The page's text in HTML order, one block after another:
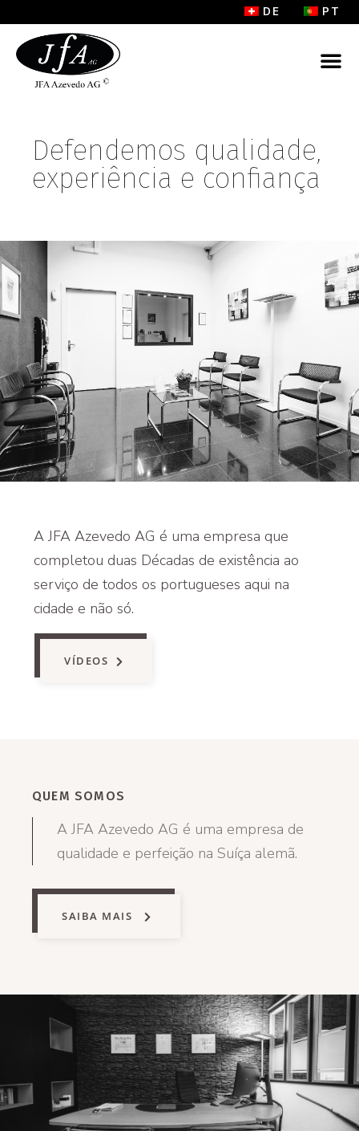
DE PT
Defendemos qualidade,
experiência e confiança
A JFA Azevedo AG é uma empresa que
completou duas Décadas de existência ao
serviço de todos os portugueses aqui na
cidade e não só.
VÍDEOS
QUEM SOMOS
A JFA Azevedo AG é uma empresa de
qualidade e perfeição na Suíça alemã.
SAIBA MAIS